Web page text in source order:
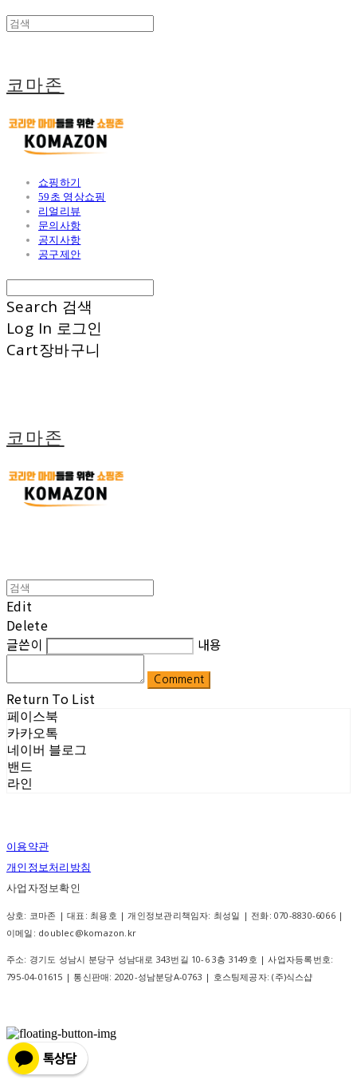
코마존
쇼핑하기
59초 영상쇼핑
리얼리뷰
문의사항
공지사항
공구제안
Search 검색
Log In 로그인
Cart장바구니
코마존
Edit
Delete
글쓴이
내용
Comment
Return To List
페이스북
카카오톡
네이버 블로그
밴드
라인
이용약관
개인정보처리방침
사업자정보확인
상호: 코마존 | 대표: 최용호 | 개인정보관리책임자: 최성일 | 전화: 070-8830-6066 |
이메일: doublec@komazon.kr
주소: 경기도 성남시 분당구 성남대로 343번길 10-6 3층 3149호 | 사업자등록번호:
795-04-01615 | 통신판매: 2020-성남분당A-0763 | 호스팅제공자: (주)식스샵